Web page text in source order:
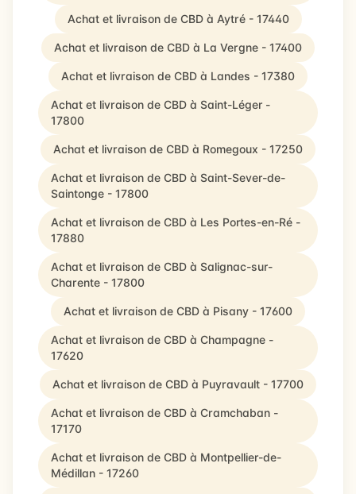
Achat et livraison de CBD à Aytré - 17440
Achat et livraison de CBD à La Vergne - 17400
Achat et livraison de CBD à Landes - 17380
Achat et livraison de CBD à Saint-Léger -
17800
Achat et livraison de CBD à Romegoux - 17250
Achat et livraison de CBD à Saint-Sever-de-
Saintonge - 17800
Achat et livraison de CBD à Les Portes-en-Ré -
17880
Achat et livraison de CBD à Salignac-sur-
Charente - 17800
Achat et livraison de CBD à Pisany - 17600
Achat et livraison de CBD à Champagne -
17620
Achat et livraison de CBD à Puyravault - 17700
Achat et livraison de CBD à Cramchaban -
17170
Achat et livraison de CBD à Montpellier-de-
Médillan - 17260